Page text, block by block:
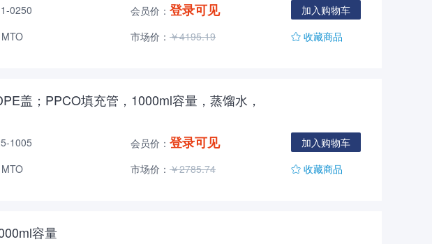
0250
会员价： 登录可见
市场价： ￥4195.19
加入购物车
收藏商品
盖；PPCO填充管，1000ml容量，蒸馏水，
1005
会员价： 登录可见
市场价： ￥2785.74
加入购物车
收藏商品
容量